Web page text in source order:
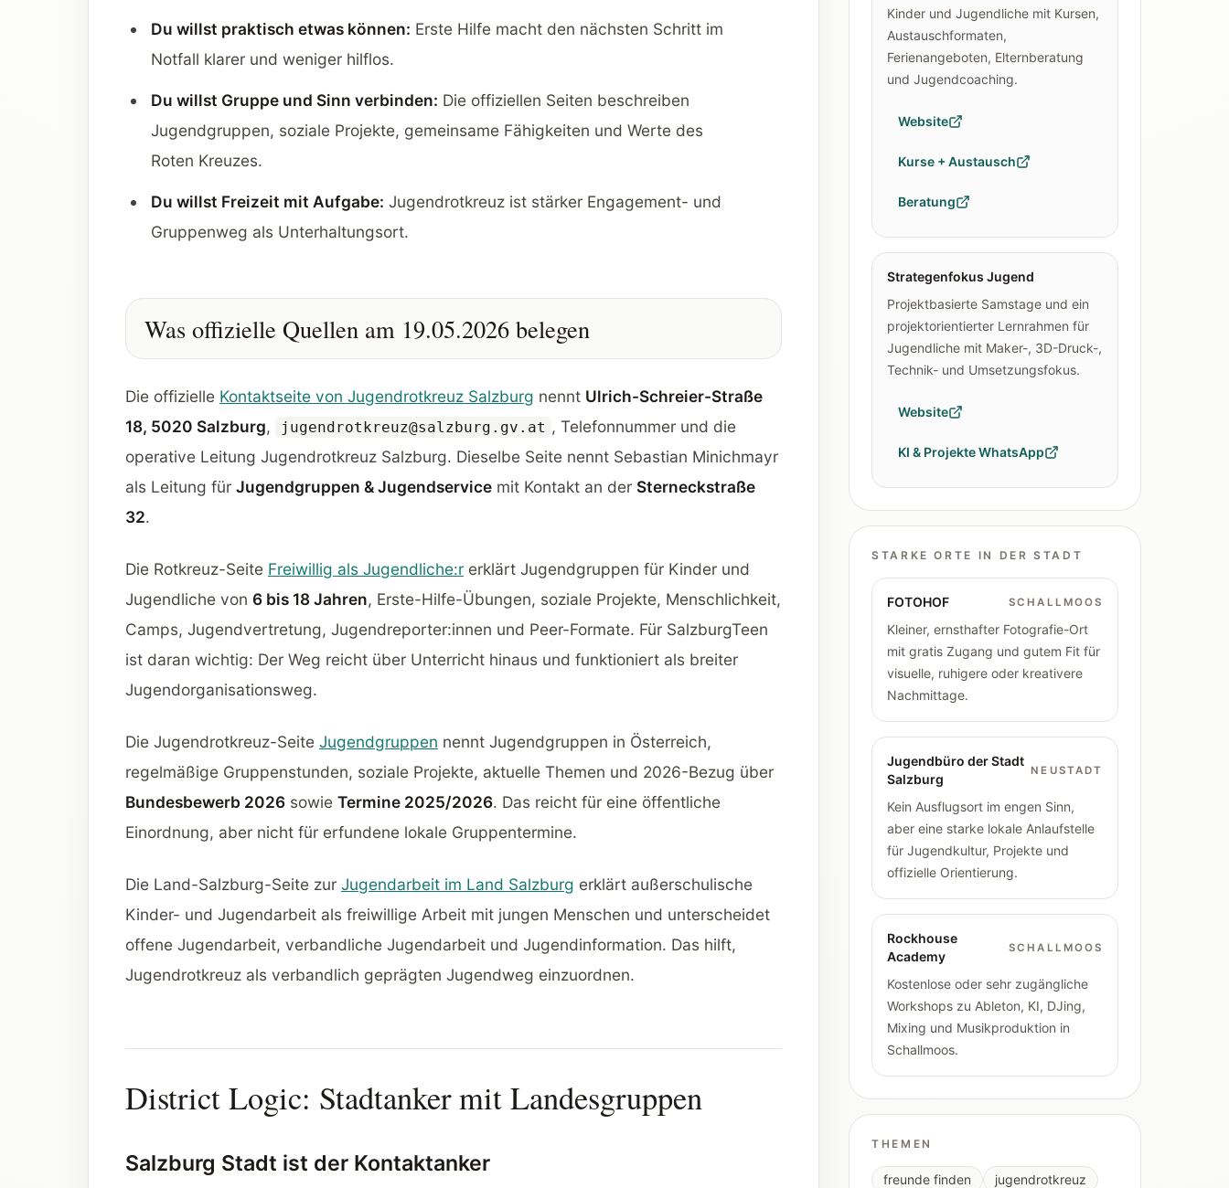
Du willst praktisch etwas können: Erste Hilfe macht den nächsten Schritt im
Notfall klarer und weniger hilflos.
Du willst Gruppe und Sinn verbinden: Die offiziellen Seiten beschreiben
Jugendgruppen, soziale Projekte, gemeinsame Fähigkeiten und Werte des
Roten Kreuzes.
Du willst Freizeit mit Aufgabe: Jugendrotkreuz ist stärker Engagement- und
Gruppenweg als Unterhaltungsort.
Was offizielle Quellen am 19.05.2026 belegen
Die offizielle Kontaktseite von Jugendrotkreuz Salzburg nennt Ulrich-Schreier-Straße
18, 5020 Salzburg, jugendrotkreuz@salzburg.gv.at , Telefonnummer und die
operative Leitung Jugendrotkreuz Salzburg. Dieselbe Seite nennt Sebastian Minichmayr
als Leitung für Jugendgruppen & Jugendservice mit Kontakt an der Sterneckstraße
32.
Die Rotkreuz-Seite Freiwillig als Jugendliche:r erklärt Jugendgruppen für Kinder und
Jugendliche von 6 bis 18 Jahren, Erste-Hilfe-Übungen, soziale Projekte, Menschlichkeit,
Camps, Jugendvertretung, Jugendreporter:innen und Peer-Formate. Für SalzburgTeen
ist daran wichtig: Der Weg reicht über Unterricht hinaus und funktioniert als breiter
Jugendorganisationsweg.
Die Jugendrotkreuz-Seite Jugendgruppen nennt Jugendgruppen in Österreich,
regelmäßige Gruppenstunden, soziale Projekte, aktuelle Themen und 2026-Bezug über
Bundesbewerb 2026 sowie Termine 2025/2026. Das reicht für eine öffentliche
Einordnung, aber nicht für erfundene lokale Gruppentermine.
Die Land-Salzburg-Seite zur Jugendarbeit im Land Salzburg erklärt außerschulische
Kinder- und Jugendarbeit als freiwillige Arbeit mit jungen Menschen und unterscheidet
offene Jugendarbeit, verbandliche Jugendarbeit und Jugendinformation. Das hilft,
Jugendrotkreuz als verbandlich geprägten Jugendweg einzuordnen.
District Logic: Stadtanker mit Landesgruppen
Salzburg Stadt ist der Kontaktanker
Kinder und Jugendliche mit Kursen,
Austauschformaten,
Ferienangeboten, Elternberatung
und Jugendcoaching.
Website
Kurse + Austausch
Beratung
Strategenfokus Jugend
Projektbasierte Samstage und ein
projektorientierter Lernrahmen für
Jugendliche mit Maker-, 3D-Druck-,
Technik- und Umsetzungsfokus.
Website
KI & Projekte WhatsApp
STARKE ORTE IN DER STADT
FOTOHOF SCHALLMOOS
Kleiner, ernsthafter Fotografie-Ort
mit gratis Zugang und gutem Fit für
visuelle, ruhigere oder kreativere
Nachmittage.
Jugendbüro der Stadt
Salzburg
NEUSTADT
Kein Ausflugsort im engen Sinn,
aber eine starke lokale Anlaufstelle
für Jugendkultur, Projekte und
offizielle Orientierung.
Rockhouse
Academy
SCHALLMOOS
Kostenlose oder sehr zugängliche
Workshops zu Ableton, KI, DJing,
Mixing und Musikproduktion in
Schallmoos.
THEMEN
freunde finden
jugendrotkreuz